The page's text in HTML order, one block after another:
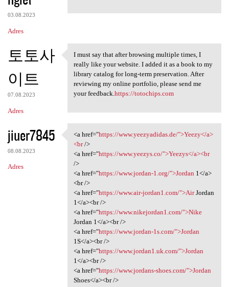
03.08.2023
Adres
토토사
이트
07.08.2023
Adres
I must say that after
I must say that after browsing multiple times, I
really like your website. I added it as a book to my
library catalog for long-term preservation. After
reviewing my online portfolio, please send me
your feedback.https://totochips.com
jiuer7845
08.08.2023
Adres
<a href="https://www
<a href="https://www.yeezyadidas.de/">Yeezy</a>
<br/>
<a href="https://www.yeezys.co/">Yeezys</a><br
/>
<a href="https://www.jordan-1.org/">Jordan 1</a>
<br />
<a href="https://www.air-jordan1.com/">AirJordan
1</a><br />
<a href="https://www.nikejordan1.com/">Nike
Jordan 1</a><br />
<a href="https://www.jordan-1s.com/">Jordan
1S</a><br />
<a href="https://www.jordan1.uk.com/">Jordan
1</a><br />
<a href="https://www.jordans-shoes.com/">Jordan
Shoes</a><br />